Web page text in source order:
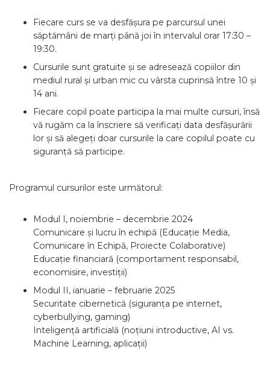
Fiecare curs se va desfășura pe parcursul unei
săptămâni de marți până joi în intervalul orar 17:30 –
19:30.
Cursurile sunt gratuite și se adresează copiilor din
mediul rural și urban mic cu vârsta cuprinsă între 10 și
14 ani.
Fiecare copil poate participa la mai multe cursuri, însă
vă rugăm ca la înscriere să verificați data desfășurării
lor și să alegeți doar cursurile la care copilul poate cu
siguranță să participe.
Programul cursurilor este următorul:
Modul I, noiembrie – decembrie 2024
Comunicare și lucru în echipă (Educație Media,
Comunicare în Echipă, Proiecte Colaborative)
Educație financiară (comportament responsabil,
economisire, investiții)
Modul II, ianuarie – februarie 2025
Securitate cibernetică (siguranța pe internet,
cyberbullying, gaming)
Inteligență artificială (noțiuni introductive, AI vs.
Machine Learning, aplicații)